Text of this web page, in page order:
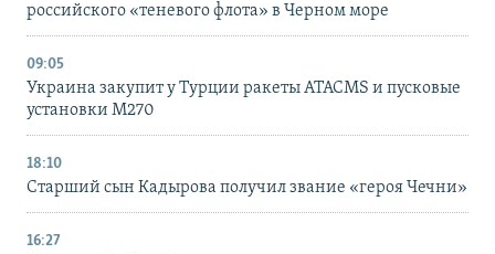
российского «теневого флота» в Черном море
09:05
Украина закупит у Турции ракеты ATACMS и пусковые
установки M270
18:10
Старший сын Кадырова получил звание «героя Чечни»
16:27